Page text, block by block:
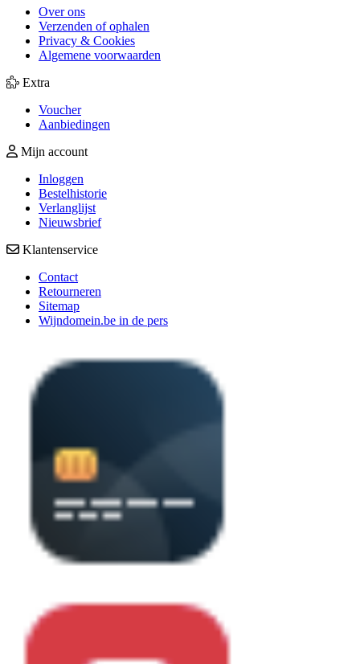
Over ons
Verzenden of ophalen
Privacy & Cookies
Algemene voorwaarden
Extra
Voucher
Aanbiedingen
Mijn account
Inloggen
Bestelhistorie
Verlanglijst
Nieuwsbrief
Klantenservice
Contact
Retourneren
Sitemap
Wijndomein.be in de pers